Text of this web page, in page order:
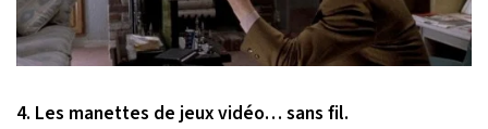
4. Les manettes de jeux vidéo… sans fil.